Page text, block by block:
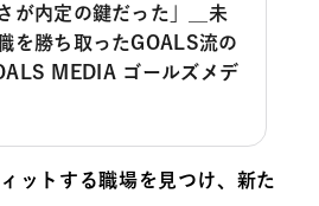
が内定の鍵だった」＿未
を勝ち取ったGOALS流の
MEDIA ゴールズメデ
ットする職場を見つけ、新た